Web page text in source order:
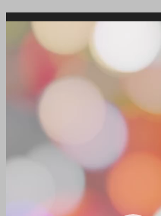
Reproductor